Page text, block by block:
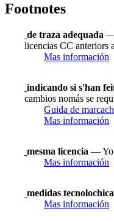
Footnotes
de traza adequada —
licencias CC anteriors
Mas información
indicando si s'han
cambios nomás se
Guida de
Mas información
mesma licencia —
Mas información
medidas
Mas información